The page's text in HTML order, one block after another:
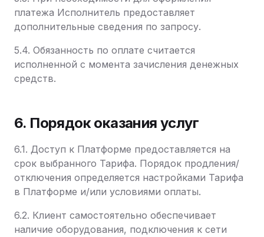
платежа Исполнитель предоставляет
дополнительные сведения по запросу.
5.4. Обязанность по оплате считается
исполненной с момента зачисления денежных
средств.
6. Порядок оказания услуг
6.1. Доступ к Платформе предоставляется на
срок выбранного Тарифа. Порядок продления/
отключения определяется настройками Тарифа
в Платформе и/или условиями оплаты.
6.2. Клиент самостоятельно обеспечивает
наличие оборудования, подключения к сети